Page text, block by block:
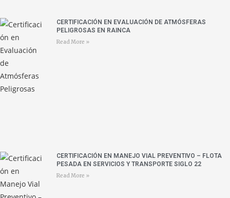
CERTIFICACIÓN EN EVALUACIÓN DE ATMÓSFERAS
PELIGROSAS EN RAINCA
Read More »
CERTIFICACIÓN EN MANEJO VIAL PREVENTIVO – FLOTA
PESADA EN SERVICIOS Y TRANSPORTE SIGLO 22
Read More »